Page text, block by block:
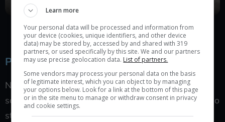
Tre F2 affiancate in uscita alla prima curva a Baku? Da
quest’anno, c’è una remota possibilità di uscirne vivi!
Problemi congeniti o strutturali?
Nonostante i nettissimi passi avanti, qualcosa che
scricchiola ancora c’è. Al netto di alcuni bug che sono
stati prontamente patchati entro pochi giorni
Learn more
Your personal data will be processed and information from
your device (cookies, unique identifiers, and other device
data) may be stored by, accessed by and shared with 319
partners, or used specifically by this site. We and our partners
may use precise geolocation data. List of partners.
Some vendors may process your personal data on the basis
of legitimate interest, which you can object to by managing
your options below. Look for a link at the bottom of this page
or in the site menu to manage or withdraw consent in privacy
and cookie settings.